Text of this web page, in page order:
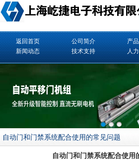
返回首页 公司简介 产
新闻动态
技术支持 人
自动门和门禁系统配合使用的常见问题
自动门和门禁系统配合使用